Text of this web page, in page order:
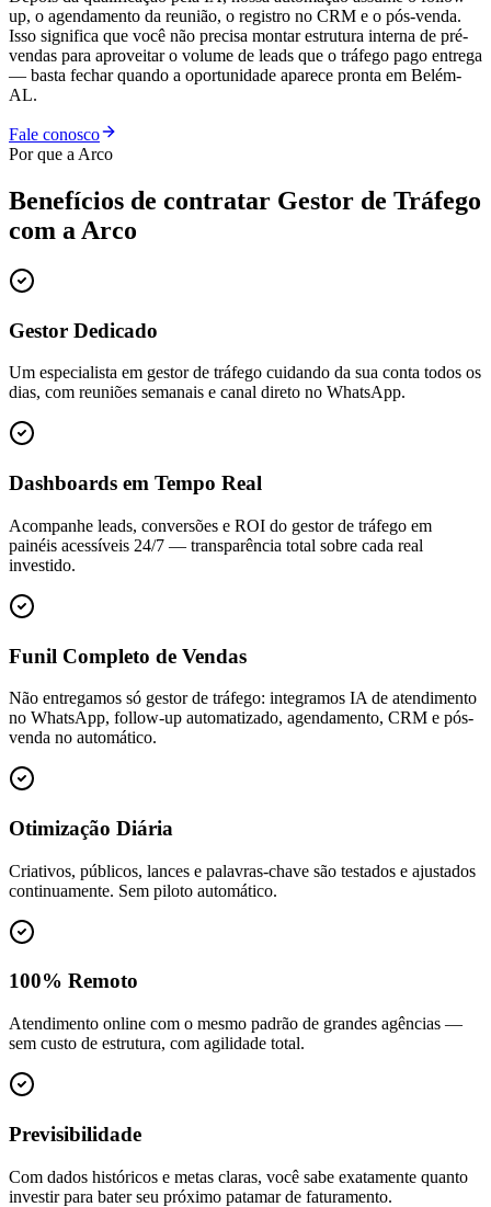
up, o agendamento da reunião, o registro no CRM e o pós-venda.
Isso significa que você não precisa montar estrutura interna de pré-
vendas para aproveitar o volume de leads que o tráfego pago entrega
— basta fechar quando a oportunidade aparece pronta em Belém-
AL.
Fale conosco
Por que a Arco
Benefícios de contratar Gestor de Tráfego
com a Arco
Gestor Dedicado
Um especialista em gestor de tráfego cuidando da sua conta todos os
dias, com reuniões semanais e canal direto no WhatsApp.
Dashboards em Tempo Real
Acompanhe leads, conversões e ROI do gestor de tráfego em
painéis acessíveis 24/7 — transparência total sobre cada real
investido.
Funil Completo de Vendas
Não entregamos só gestor de tráfego: integramos IA de atendimento
no WhatsApp, follow-up automatizado, agendamento, CRM e pós-
venda no automático.
Otimização Diária
Criativos, públicos, lances e palavras-chave são testados e ajustados
continuamente. Sem piloto automático.
100% Remoto
Atendimento online com o mesmo padrão de grandes agências —
sem custo de estrutura, com agilidade total.
Previsibilidade
Com dados históricos e metas claras, você sabe exatamente quanto
investir para bater seu próximo patamar de faturamento.